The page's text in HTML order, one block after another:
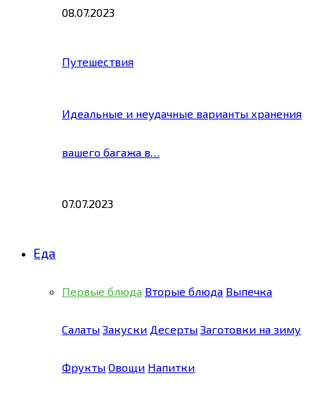
08.07.2023
Путешествия
Идеальные и неудачные варианты хранения
вашего багажа в…
07.07.2023
Еда
Первые блюда Вторые блюда Выпечка
Салаты Закуски Десерты Заготовки на зиму
Фрукты Овощи Напитки